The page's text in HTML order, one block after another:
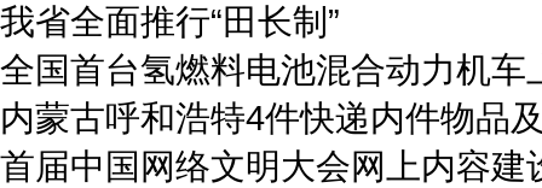
我省全面推行“田长制”
全国首台氢燃料电池混合动力机车
内蒙古呼和浩特4件快递内件物品
首届中国网络文明大会网上内容建